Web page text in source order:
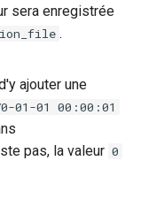
sera enregistrée
.
ajouter une
01-01 00:00:01
pas, la valeur 0